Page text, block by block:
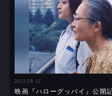
2017.08.12
映画『ハローグッバイ』公開